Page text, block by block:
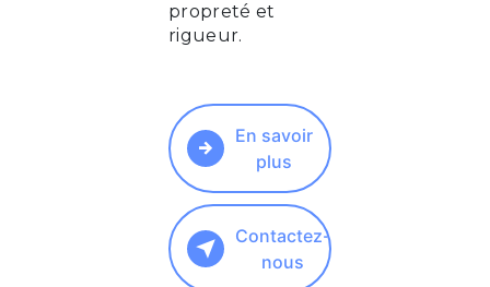
propreté et
rigueur.
En savoir
plus
Contactez-
nous